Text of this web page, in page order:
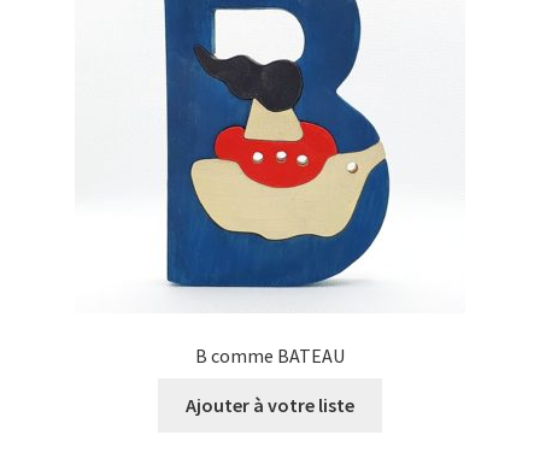
B comme BATEAU
Ajouter à votre liste